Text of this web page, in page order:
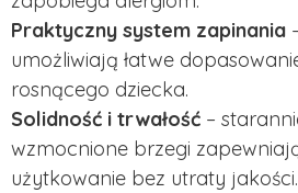
Praktyczny system zapinania
umożliwiają łatwe
rosnącego dziecka.
Solidność i trwałość –
wzmocnione brzegi
użytkowanie bez utraty jakości.